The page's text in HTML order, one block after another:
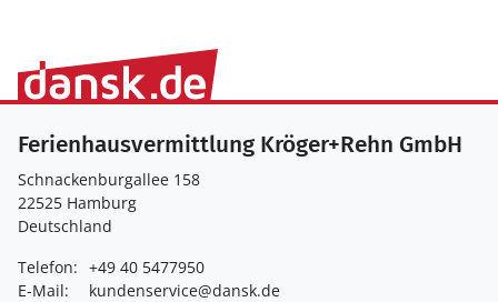
Ferienhausvermittlung Kröger+Rehn GmbH
Schnackenburgallee 158
22525 Hamburg
Deutschland
Telefon: +49 40 5477950
E-Mail:
kundenservice@dansk.de